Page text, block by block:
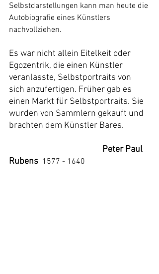
Selbstdarstellungen kann man heute die
Autobiografie eines Künstlers
nachvollziehen.
Es war nicht allein Eitelkeit oder
Egozentrik, die einen Künstler
veranlasste, Selbstportraits von
sich anzufertigen. Früher gab es
einen Markt für Selbstportraits. Sie
wurden von Sammlern gekauft und
brachten dem Künstler Bares.
Peter Paul
Rubens 1577 - 1640